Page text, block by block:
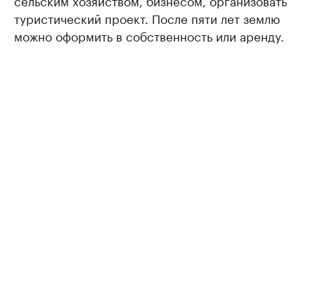
туристический проект. После пяти лет землю
можно оформить в собственность или аренду.